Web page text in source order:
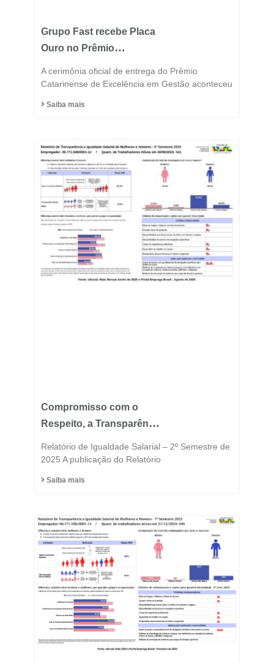
Grupo Fast recebe Placa
Ouro no Prêmio
Excelência 2025 e
A cerimônia oficial de entrega do Prêmio
Catarinense de Excelência em Gestão aconteceu
Saiba mais
Compromisso com o
Respeito, a Transparência
DNA do Grupo Fast
Relatório de Igualdade Salarial – 2º Semestre de
2025 A publicação do Relatório
Saiba mais